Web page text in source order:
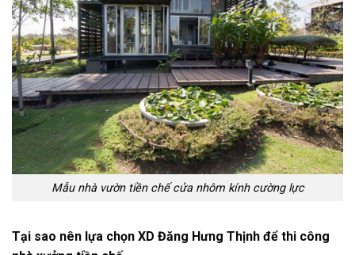
Mẫu nhà vườn tiền chế cửa nhôm kính cường lực
Tại sao nên lựa chọn XD Đăng Hưng Thịnh để thi công